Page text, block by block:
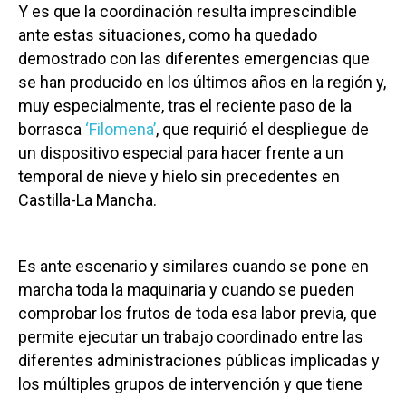
Y es que la coordinación resulta imprescindible
ante estas situaciones, como ha quedado
demostrado con las diferentes emergencias que
se han producido en los últimos años en la región y,
muy especialmente, tras el reciente paso de la
borrasca ‘Filomena’, que requirió el despliegue de
un dispositivo especial para hacer frente a un
temporal de nieve y hielo sin precedentes en
Castilla-La Mancha.
Es ante escenario y similares cuando se pone en
marcha toda la maquinaria y cuando se pueden
comprobar los frutos de toda esa labor previa, que
permite ejecutar un trabajo coordinado entre las
diferentes administraciones públicas implicadas y
los múltiples grupos de intervención y que tiene